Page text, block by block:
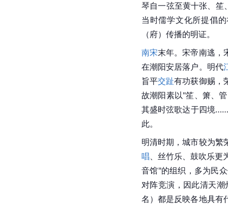
琴自一弦至黄十张、
当时儒学文化所提倡
（府）传播的明证。
南宋末年。宋帝南逃，
在潮阳安居落户。明代
旨平交趾有功获御赐，
故潮阳素以"笙、箫、
其盛时弦歌达于四境
此。
明清时期，城市较为繁
唱、丝竹乐、鼓吹乐更
音馆"的组织，多为民
对阵竞演，因此清天
名）都是反映各地具有